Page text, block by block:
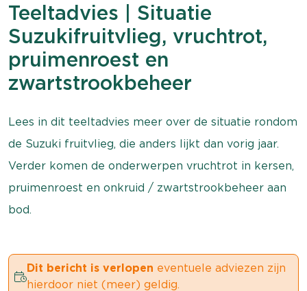
Teeltadvies | Situatie
Suzukifruitvlieg, vruchtrot,
pruimenroest en
zwartstrookbeheer
Lees in dit teeltadvies meer over de situatie rondom
de Suzuki fruitvlieg, die anders lijkt dan vorig jaar.
Verder komen de onderwerpen vruchtrot in kersen,
pruimenroest en onkruid / zwartstrookbeheer aan
bod.
Dit bericht is verlopen eventuele adviezen zijn
hierdoor niet (meer) geldig.